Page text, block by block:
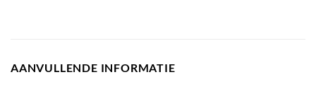
AANVULLENDE INFORMATIE